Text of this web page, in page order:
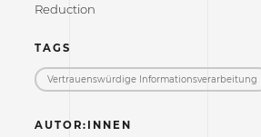
Reduction
TAGS
Vertrauenswürdige Informations­verarbeitung
AUTOR:INNEN